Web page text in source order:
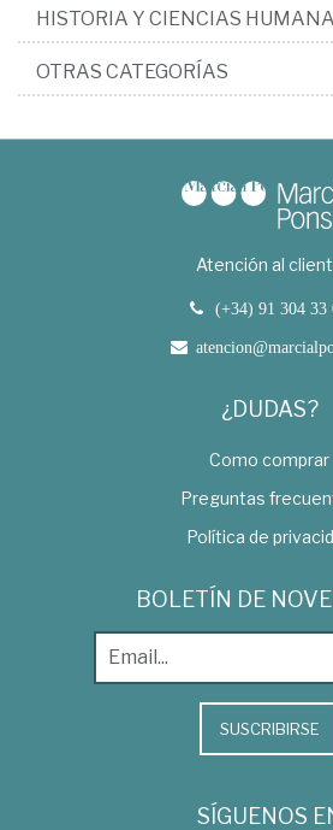
HISTORIA Y CIENCIAS
OTRAS CATEGORÍAS
Atención al
(+34) 91 304 33
¿DUDAS?
Como comprar
Preguntas
Política de
BOLETÍN DE
SUSCRIBIRSE
SÍGUENOS